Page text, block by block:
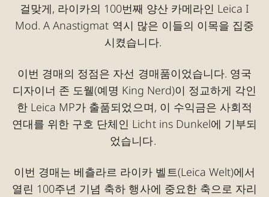
걸맞게, 라이카의 100번째 양산 카메라인 Leica I
Mod. A Anastigmat 역시 많은 이들의 이목을 집중
시켰습니다.
이번 경매의 정점은 자선 경매품이었습니다. 영국
디자이너 존 도웰(예명 King Nerd)이 정교하게 각인
한 Leica MP가 출품되었으며, 이 수익금은 사회적
연대를 위한 구호 단체인 Licht ins Dunkel에 기부되
었습니다.
이번 경매는 베츨라르 라이카 벨트(Leica Welt)에서
열린 100주년 기념 축하 행사에 중요한 축으로 자리